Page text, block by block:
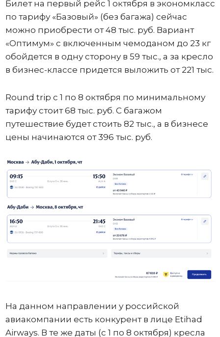
Билет на первый рейс 1 октября в экономкласс
по тарифу «Базовый» (без багажа) сейчас
можно приобрести от 48 тыс. руб. Вариант
«Оптимум» с включенным чемоданом до 23 кг
обойдется в одну сторону в 59 тыс., а за кресло
в бизнес-классе придется выложить от 221 тыс.
Round trip с 1 по 8 октября по минимальному
тарифу стоит 68 тыс. руб. С багажом
путешествие будет стоить 82 тыс., а в бизнесе
цены начинаются от 396 тыс. руб.
На данном направлении у российской
авиакомпании есть конкурент в лице Etihad
Airways. В те же даты (с 1 по 8 октября) кресла